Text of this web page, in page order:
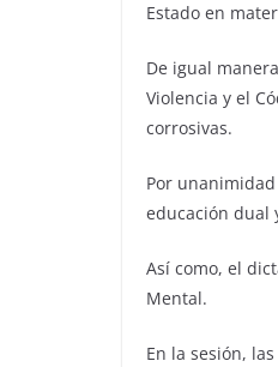
Estado en
De igual
Violencia y el
corrosivas.
Por
educación dual
Así como, el
Mental.
En la sesión,